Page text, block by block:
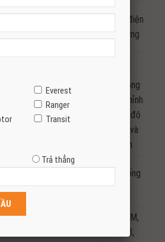
4 hướng
Chỉnh
hướng
Chỉnh điện
8 hướng
tay 2 chế độ ngày và
đêm
Tự động
điều chỉnh
2 chế độ
ngày và
đêm
lên xuống tích hợp chức năng chống
kẹt cho hàng ghế trước
AM/FM,
MP3,
Everest
Ranger
Transit
Trả thẳng